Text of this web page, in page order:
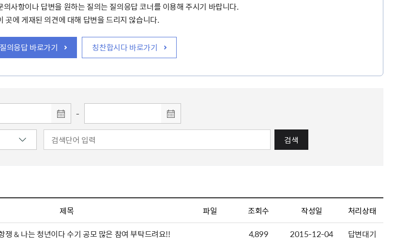
의사항이나 답변을 원하는 질의는 질의응답 코너를 이용해 주시기 바랍니다.
곳에 게재된 의견에 대해 답변을 드리지 않습니다.
질의응답 바로가기 칭찬합시다 바로가기
-
검색
제목 파일 조회수 작성일
처리상태
쟁 & 나는 청년이다 수기 공모 많은 참여 부탁드려요!! 4,899 2015-12-04
답변대기